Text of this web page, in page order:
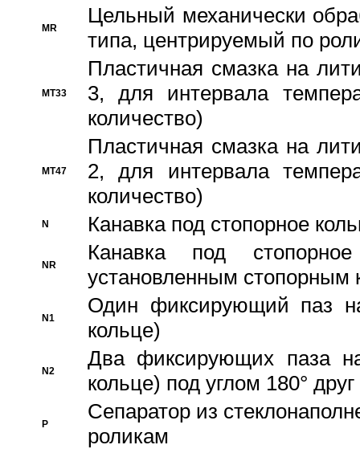
MR
Цельный механически
типа, центрируемый по
MT33
Пластичная смазка на
3, для интервала
количество)
MT47
Пластичная смазка на
2, для интервала
количество)
N Канавка под стопорное
NR
Канавка под
установленным стопорным
N1
Один фиксирующий паз
кольце)
N2
Два фиксирующих паза
кольце) под углом 180° друг
P
Cепаратор из
роликам